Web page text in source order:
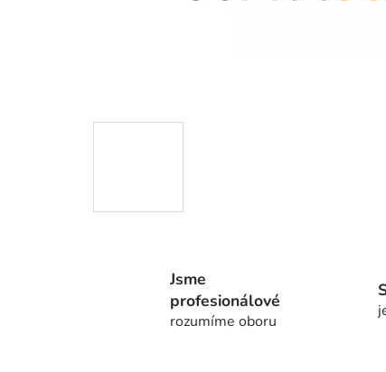
Jsme
profesionálové
rozumíme oboru